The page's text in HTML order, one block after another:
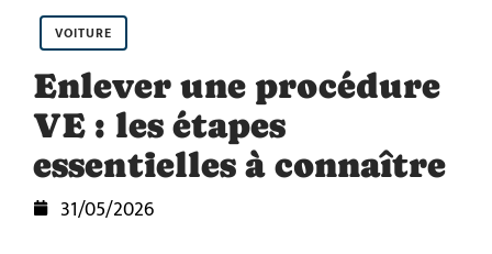
VOITURE
Enlever une procédure
VE : les étapes
essentielles à connaître
31/05/2026